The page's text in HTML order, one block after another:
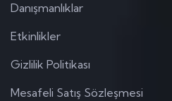
Danışmanlıklar
Etkinlikler
Gizlilik Politikası
Mesafeli Satış Sözleşmesi